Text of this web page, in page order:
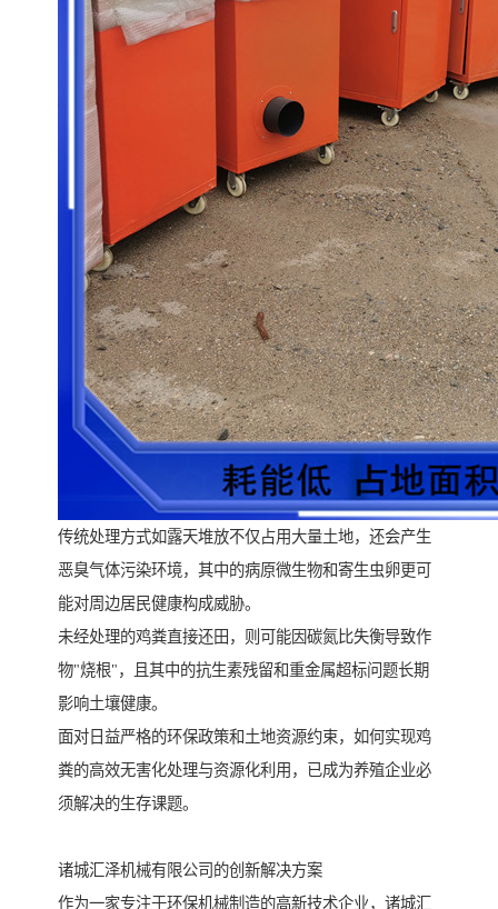
传统处理方式如露天堆放不仅占用大量土地，还会产生
恶臭气体污染环境，其中的病原微生物和寄生虫卵更可
能对周边居民健康构成威胁。
未经处理的鸡粪直接还田，则可能因碳氮比失衡导致作
物"烧根"，且其中的抗生素残留和重金属超标问题长期
影响土壤健康。
面对日益严格的环保政策和土地资源约束，如何实现鸡
粪的高效无害化处理与资源化利用，已成为养殖企业必
须解决的生存课题。
诸城汇泽机械有限公司的创新解决方案
作为一家专注于环保机械制造的高新技术企业，诸城汇